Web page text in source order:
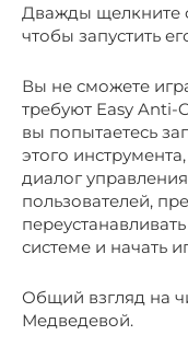
Дважды щелкните
чтобы запустить
Вы не сможете
требуют Easy Anti-
вы попытаетесь
этого
диалог
пользователей,
системе и начать
Общий взгляд на
Медведевой.